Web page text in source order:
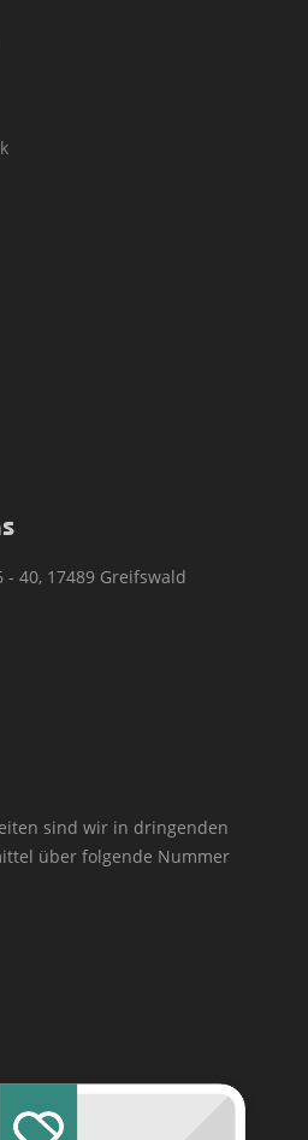
40, 17489 Greifswald
sind wir in dringenden
über folgende Nummer